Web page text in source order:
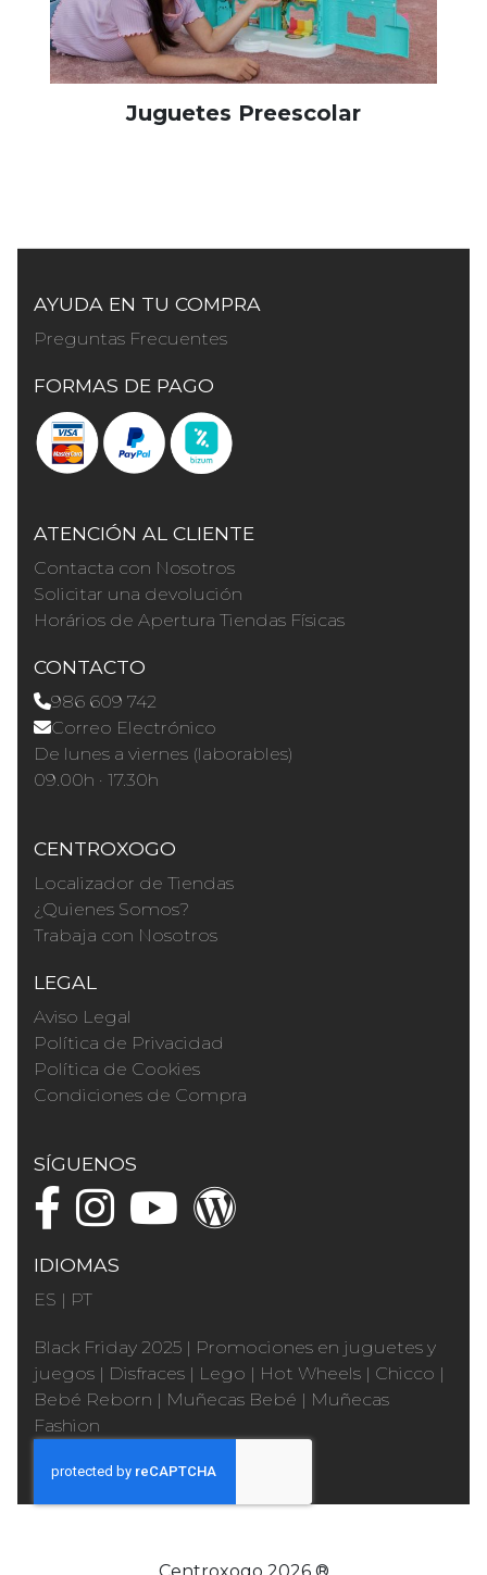
Juguetes Preescolar
AYUDA EN TU COMPRA
Preguntas Frecuentes
FORMAS DE PAGO
ATENCIÓN AL CLIENTE
Contacta con Nosotros
Solicitar una devolución
Horários de Apertura Tiendas Físicas
CONTACTO
986 609 742
Correo Electrónico
De lunes a viernes (laborables)
09.00h · 17.30h
CENTROXOGO
Localizador de Tiendas
¿Quienes Somos?
Trabaja con Nosotros
LEGAL
Aviso Legal
Política de Privacidad
Política de Cookies
Condiciones de Compra
SÍGUENOS
IDIOMAS
ES | PT
Black Friday 2025 | Promociones en juguetes y
juegos | Disfraces | Lego | Hot Wheels | Chicco |
Bebé Reborn | Muñecas Bebé | Muñecas
Fashion